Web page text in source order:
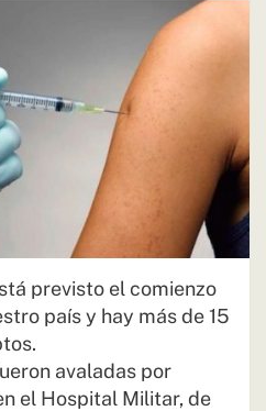
previsto el comienzo
país y hay más de 15
avaladas por
el Hospital Militar, de